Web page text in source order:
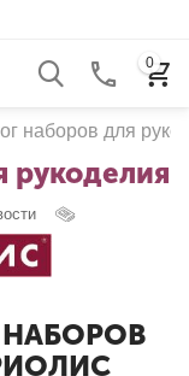
0
наборов для
рукоделия
НАБОРОВ